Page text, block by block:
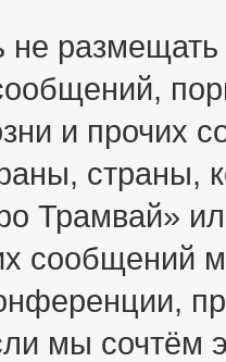
не
и прочих
страны,
Трамвай»
сообщений
мы